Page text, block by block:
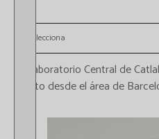
Selecciona
El laboratorio Central de
tanto desde el área de